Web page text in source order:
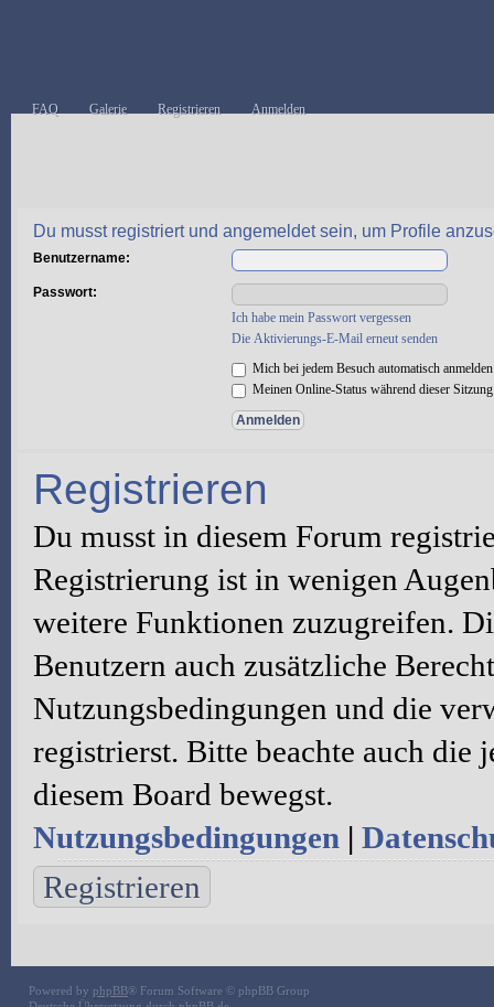
FAQ Galerie Registrieren Anmelden
Du musst registriert und angemeldet sein, um Profile
Benutzername:
Passwort:
Ich habe mein Passwort vergessen
Die Aktivierungs-E-Mail erneut senden
Mich bei jedem Besuch automatisch anmelden
Meinen Online-Status während dieser
Registrieren
Du musst in diesem Forum
Registrierung ist in wenigen
weitere Funktionen zuzugreifen.
Benutzern auch zusätzliche
Nutzungsbedingungen und die
registrierst. Bitte beachte auch
diesem Board bewegst.
Nutzungsbedingungen |
Registrieren
Powered by phpBB® Forum Software © phpBB Group